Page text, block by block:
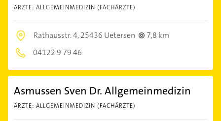
ÄRZTE: ALLGEMEINMEDIZIN (FACHÄRZTE)
Rathausstr. 4,25436 Uetersen
7,8 km
04122 9 79 46
Asmussen Sven Dr. Allgemeinmedizin
ÄRZTE: ALLGEMEINMEDIZIN (FACHÄRZTE)